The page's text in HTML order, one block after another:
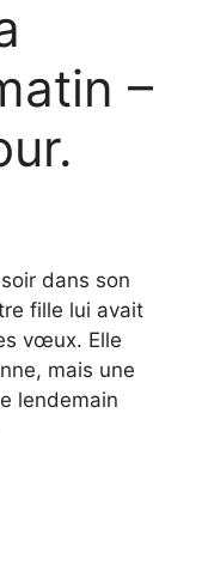
–
dans son
fille lui avait
vœux. Elle
mais une
lendemain